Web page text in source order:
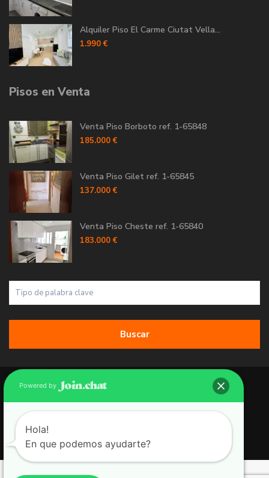
Alquiler Piso El Carme Ciutat Vella...
1.990 €
Pisos en Venta
Venta Piso Borboto ref. 1-65848
185.000 €
Venta Piso Gilet ref. 1-65845
137.000 €
Venta Piso Cheste ref. 1-65840
183.000 €
Buscar
Copyright 2026 | Grupo 90 inmobiliarias. All Rights Reserved.
Política de Cookies
Política de Privacidad
Aviso Legal
Powered by
Hola!
En que podemos ayudarte?